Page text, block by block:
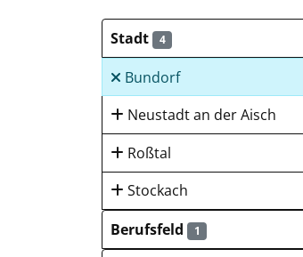
Stadt 4
Bundorf
Neustadt an der Aisch
Roßtal
Stockach
Berufsfeld
1